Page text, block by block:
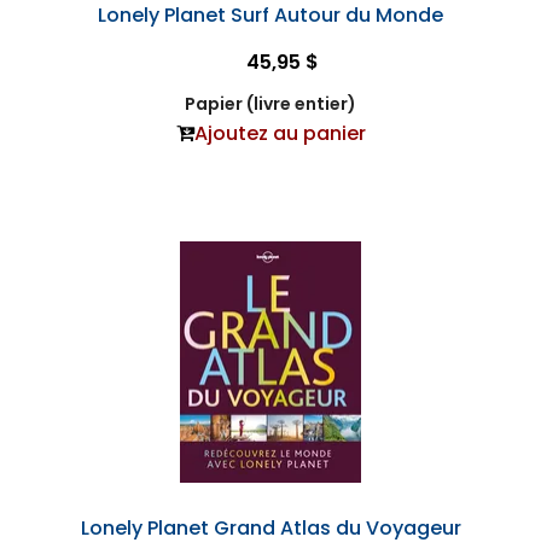
Lonely Planet Surf Autour du Monde
45,95 $
Papier (livre entier)
Ajoutez au panier
Lonely Planet Grand Atlas du Voyageur